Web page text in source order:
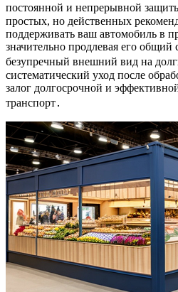
постоянной и непрерывной
простых, но действенных
поддерживать ваш автомобиль в
значительно продлевая его
безупречный внешний вид на
систематический уход после
залог долгосрочной и
транспорт․